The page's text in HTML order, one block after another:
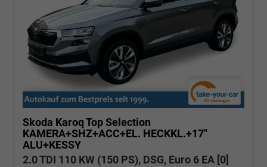
Skoda KaroqTop Selection
KAMERA+SHZ+ACC+EL. HECKKL.+17"
ALU+KESSY
2.0 TDI 110 KW (150 PS), DSG, Euro 6 EA [0]